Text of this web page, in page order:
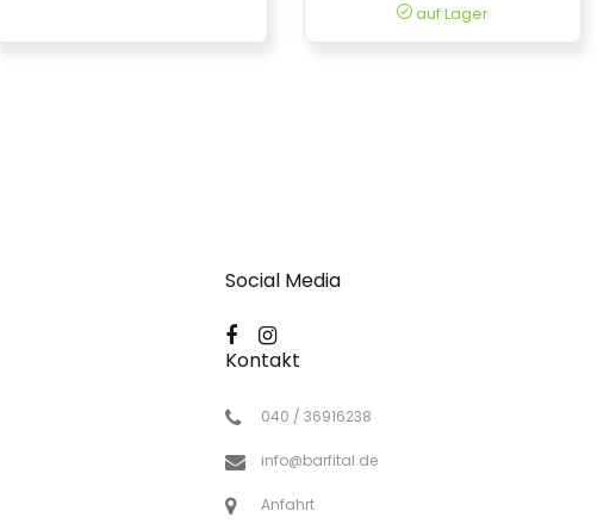
auf Lager
Social Media
Kontakt
040 / 36916238
info@barfital.de
Anfahrt